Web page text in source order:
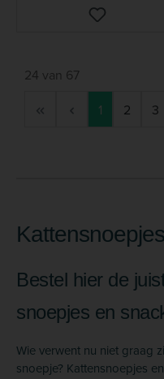
Pagina
1 Pagina
2 3
24 van 67
Kattensnoepjes
Bestel hier de
snoepjes en
Wie verwent nu niet graag
snoepje? Kattensnoepjes